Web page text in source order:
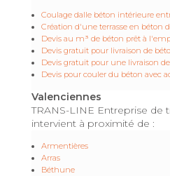
Coulage dalle béton intérieure
Création d'une terrasse en béton
Devis au m³ de béton prêt à
Devis gratuit pour livraison de
Devis gratuit pour une livraison
Devis pour couler du béton avec
Valenciennes
TRANS-LINE Entreprise de
intervient à proximité de :
Armentières
Arras
Béthune